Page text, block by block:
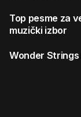
Top pesme za
muzički izbor
Wonder